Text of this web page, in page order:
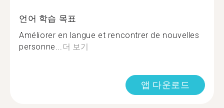
언어 학습 목표
Améliorer en langue et rencontrer de nouvelles
personne...더 보기
앱 다운로드